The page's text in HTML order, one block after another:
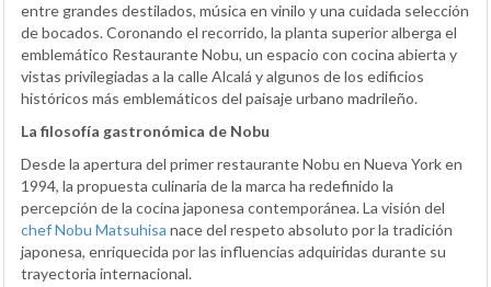
entre grandes destilados, música en vinilo y una cuidada selección
de bocados. Coronando el recorrido, la planta superior alberga el
emblemático Restaurante Nobu, un espacio con cocina abierta y
vistas privilegiadas a la calle Alcalá y algunos de los edificios
históricos más emblemáticos del paisaje urbano madrileño.
La filosofía gastronómica de Nobu
Desde la apertura del primer restaurante Nobu en Nueva York en
1994, la propuesta culinaria de la marca ha redefinido la
percepción de la cocina japonesa contemporánea. La visión del
chef Nobu Matsuhisa nace del respeto absoluto por la tradición
japonesa, enriquecida por las influencias adquiridas durante su
trayectoria internacional.